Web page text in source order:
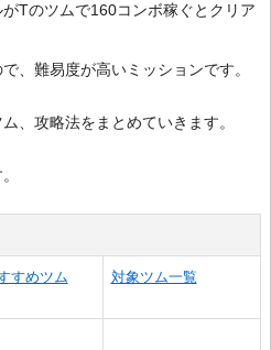
Tのツムで160コンボ稼ぐとクリア
、難易度が高いミッションです。
、攻略法をまとめていきます。
すめツム 対象ツム一覧